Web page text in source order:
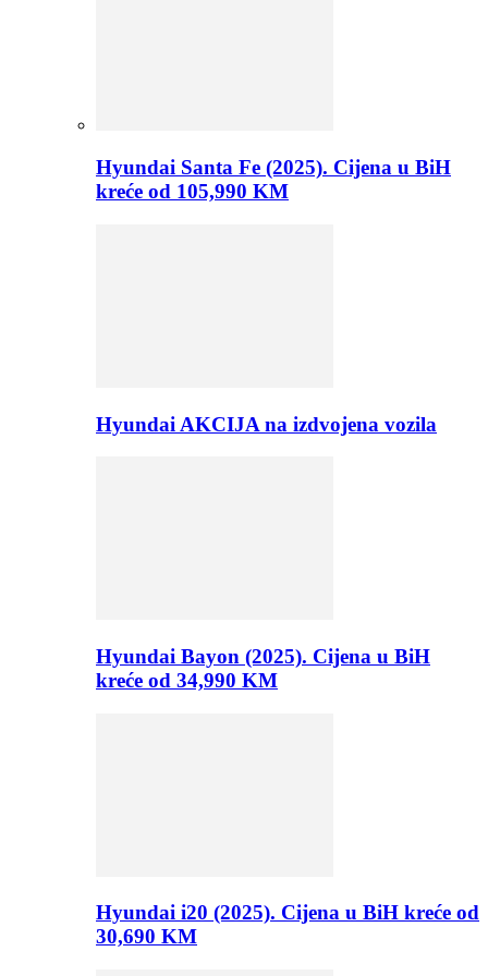
Hyundai Santa Fe (2025). Cijena u BiH
kreće od 105,990 KM
Hyundai AKCIJA na izdvojena vozila
Hyundai Bayon (2025). Cijena u BiH
kreće od 34,990 KM
Hyundai i20 (2025). Cijena u BiH kreće od
30,690 KM